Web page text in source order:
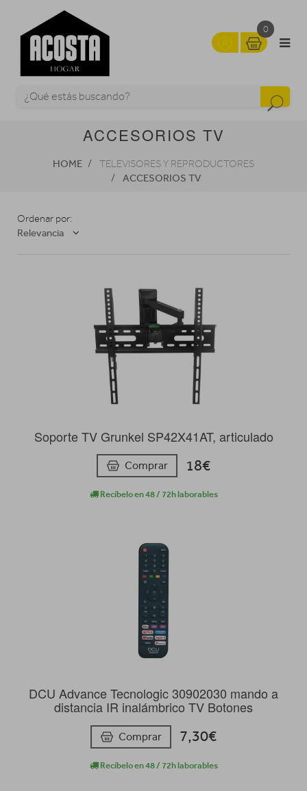
0
ACCESORIOS TV
HOME TELEVISORES Y REPRODUCTORES
ACCESORIOS TV
Ordenar por:
Relevancia
Soporte TV Grunkel SP42X41AT, articulado
Comprar 18€
Recíbelo en 48 / 72h laborables
DCU Advance Tecnologic 30902030 mando a
distancia IR inalámbrico TV Botones
Comprar 7,30€
Recíbelo en 48 / 72h laborables